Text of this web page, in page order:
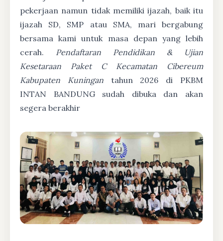
pekerjaan namun tidak memiliki ijazah, baik itu
ijazah SD, SMP atau SMA, mari bergabung
bersama kami untuk masa depan yang lebih
cerah. Pendaftaran Pendidikan & Ujian
Kesetaraan Paket C Kecamatan Cibereum
Kabupaten Kuningantahun 2026 di PKBM
INTAN BANDUNG sudah dibuka dan akan
segera berakhir